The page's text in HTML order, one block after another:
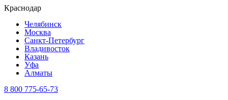
Краснодар
Челябинск
Москва
Санкт-Петербург
Владивосток
Казань
Уфа
Алматы
8 800 775-65-73